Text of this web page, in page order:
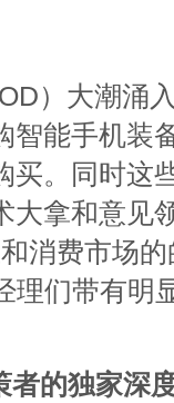
）大潮涌
智能手机装
买。同时这
大拿和意见
消费市场
理们带有明
的独家深